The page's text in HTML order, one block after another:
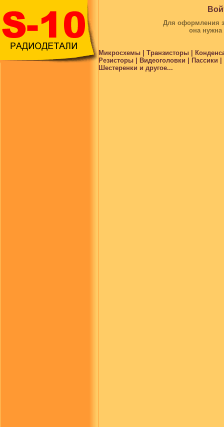
Для оформления
она
Микросхемы | Транзисторы |
Резисторы | Видеоголовки |
Шестеренки и другое...